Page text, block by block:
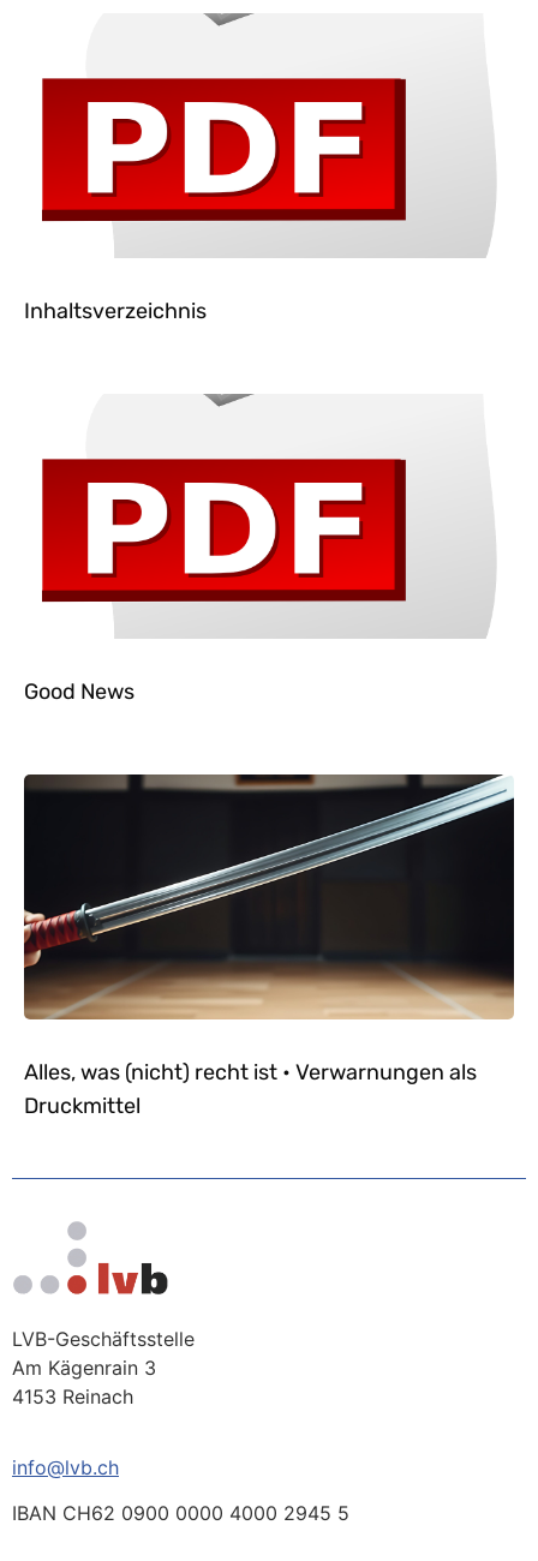
Inhaltsverzeichnis
Good News
Alles, was (nicht) recht ist • Verwarnungen als
Druckmittel
LVB-Geschäftsstelle
Am Kägenrain 3
4153 Reinach
info@lvb.ch
IBAN CH62 0900 0000 4000 2945 5